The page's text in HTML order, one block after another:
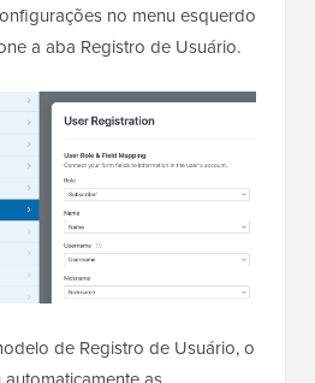
no menu esquerdo
a aba Registro de Usuário.
de Registro de Usuário, o